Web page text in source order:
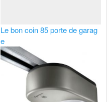
Le bon coin 85 porte de garag
e